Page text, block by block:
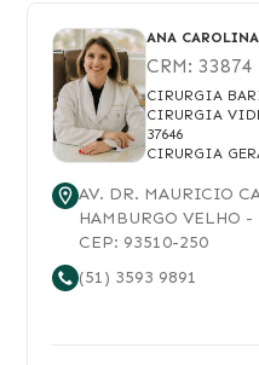
ANA
CRM: 33874
CIRURGIA
CIRURGIA
37646
CIRURGIA
AV. DR. MAURICIO
HAMBURGO VELHO -
CEP: 93510-250
(51) 3593 9891